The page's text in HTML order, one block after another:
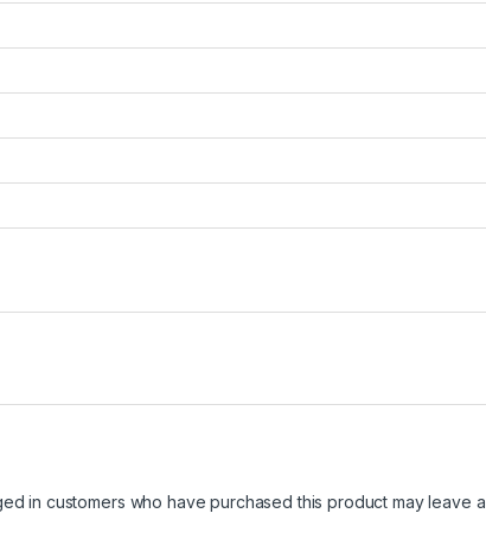
in customers who have purchased this product may leave a